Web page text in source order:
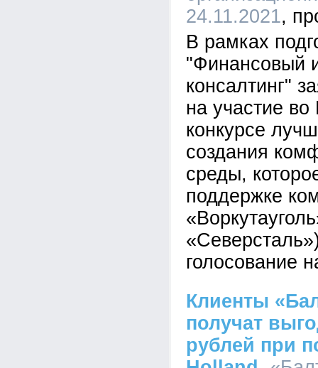
24.11.2021
В рамках
"Финансовый
консалтинг"
на участие
конкурсе
создания
среды,
поддержке
голосование
Клиенты
получат
рублей при